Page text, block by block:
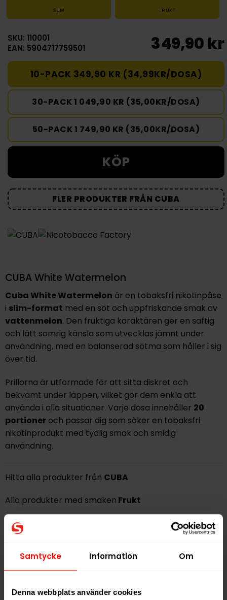
Samtycke Information Om
Denna webbplats använder cookies
SLIM FRUKT
SKU: 110001
EAN: 5904717759501
349,90 kr
10-PACK 349,90 KR (34,99KR/DOSA)
30-PACK 1 049,90 KR (35,00KR/DOSA)
50-PACK 1 749,90 KR (35,00KR/DOSA)
KÖP
FLER PRODUKTER FRÅN CUBA
CUBA White Watermelon
Cuba White Watermelon är en tobaksfri nikotinpåse
i slim-format med en söt och uppfriskande smak av
vattenmelon. Den fruktiga karaktären ger en saftig
och lätt somrig känsla som utvecklas jämnt under
användning, med en balanserad sötma som håller i sig
över tid.
Prillorna är utformade för att sitta diskret och
bekvämt under läppen, vilket gör dem enkla att
använda i alla situationer. Varje dosa innehåller 20
portioneroch passar dig som söker en tobaksfri
nikotinprodukt med tydlig smak och smidig
användning.
Hitta alla produkter från CUBA
Alla produkter med smaken Frukt
PRODUKTINFORMATION